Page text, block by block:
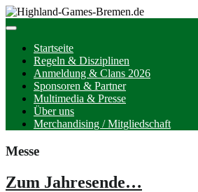
Startseite
Regeln & Disziplinen
Anmeldung & Clans 2026
Sponsoren & Partner
Multimedia & Presse
Über uns
Merchandising / Mitgliedschaft
Messe
Zum Jahresende…